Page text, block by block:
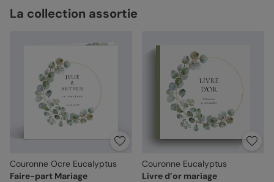
La collection assortie
Couronne Ocre Eucalyptus
Faire-part Mariage
Couronne Eucalyptus
Livre d’or mariage